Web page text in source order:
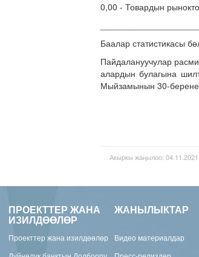
0,00 - Товардын
Баалар
Пайдалануучулар
алардын булагына
Мыйзамынын 30-
Акыркы жаңылоо:
ПРОЕКТТЕР ЖАНА
ИЗИЛДӨӨЛӨР
Проекттер жана изилдөөлөр
ЖАНЫЛЫКТАР
Видео материалдар